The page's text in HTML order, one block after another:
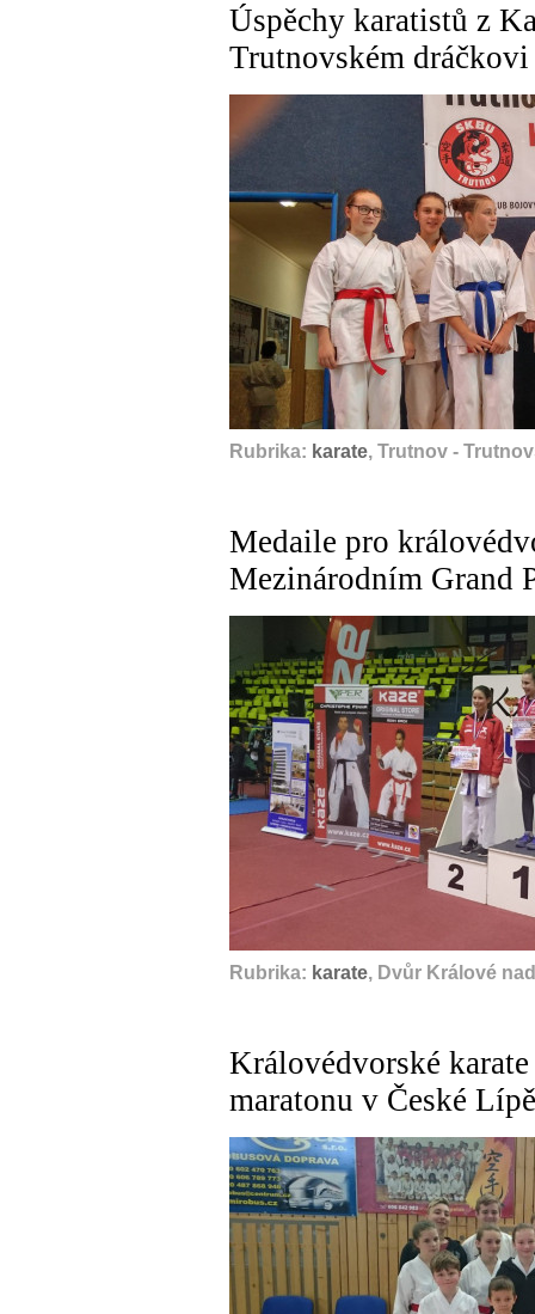
Úspěchy karatistů z
Trutnovském dráčkovi
Rubrika: karate, Trutnov -
Medaile pro
Mezinárodním Grand
Rubrika: karate, Dvůr Králové
Královédvorské
maratonu v České